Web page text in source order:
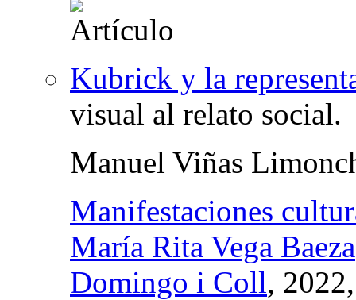
Kubrick y la
visual al relato social.
Manuel Viñas
Manifestaciones
María Rita Vega Baeza
Domingo i Coll,